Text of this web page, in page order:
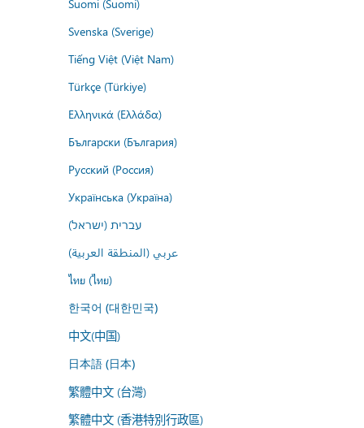
Suomi (Suomi)
Svenska (Sverige)
Tiếng Việt (Việt Nam)
Türkçe (Türkiye)
Ελληνικά (Ελλάδα)
Български (България)
Русский (Россия)
Українська (Україна)
עברית (ישראל)
عربي (المنطقة العربية)
ไทย (ไทย)
한국어 (대한민국)
中文(中国)
日本語 (日本)
繁體中文 (台灣)
繁體中文 (香港特別行政區)